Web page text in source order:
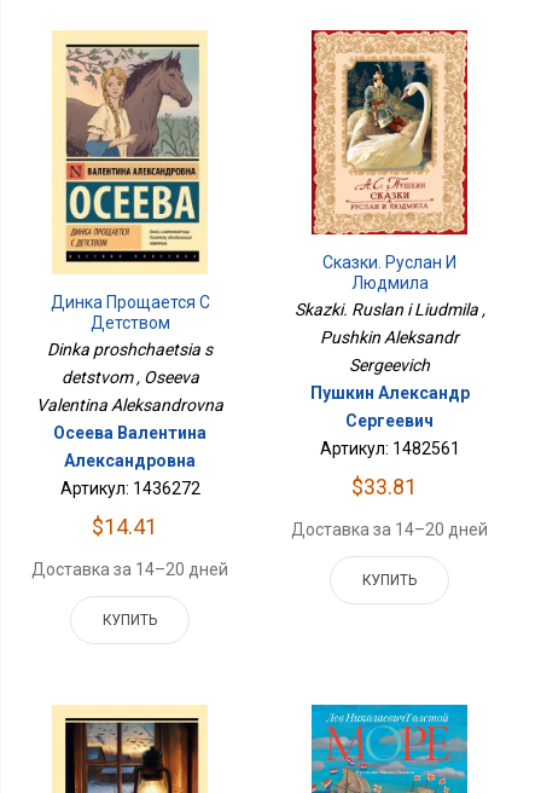
Динка Прощается С
Детством
Dinka proshchaetsia s
detstvom , Oseeva
Valentina Aleksandrovna
Осеева Валентина
Александровна
Артикул: 1436272
$14.41
Доставка за 14–20 дней
КУПИТЬ
Сказки. Руслан И
Людмила
Skazki. Ruslan i Liudmila ,
Pushkin Aleksandr
Sergeevich
Пушкин Александр
Сергеевич
Артикул: 1482561
$33.81
Доставка за 14–20 дней
КУПИТЬ